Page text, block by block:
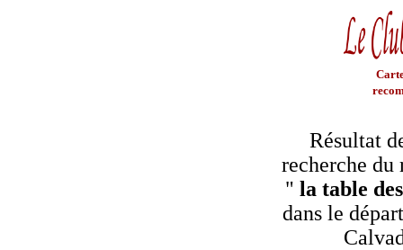
Résultat
recherche du
" la table
dans le